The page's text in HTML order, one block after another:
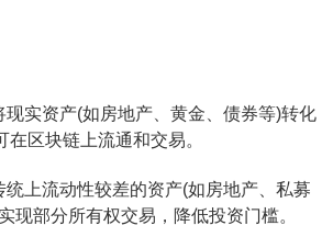
现实资产(如房地产、黄金、债券等)转化
区块链上流通和交易。
统上流动性较差的资产(如房地产、私募
现部分所有权交易，降低投资门槛。